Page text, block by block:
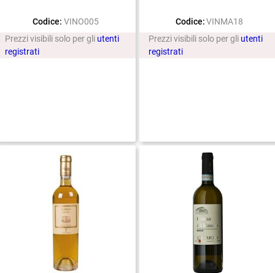
Codice: VINO005
Prezzi visibili solo per gli utenti
registrati
Codice: VINMA18
Prezzi visibili solo per gli utenti
registrati